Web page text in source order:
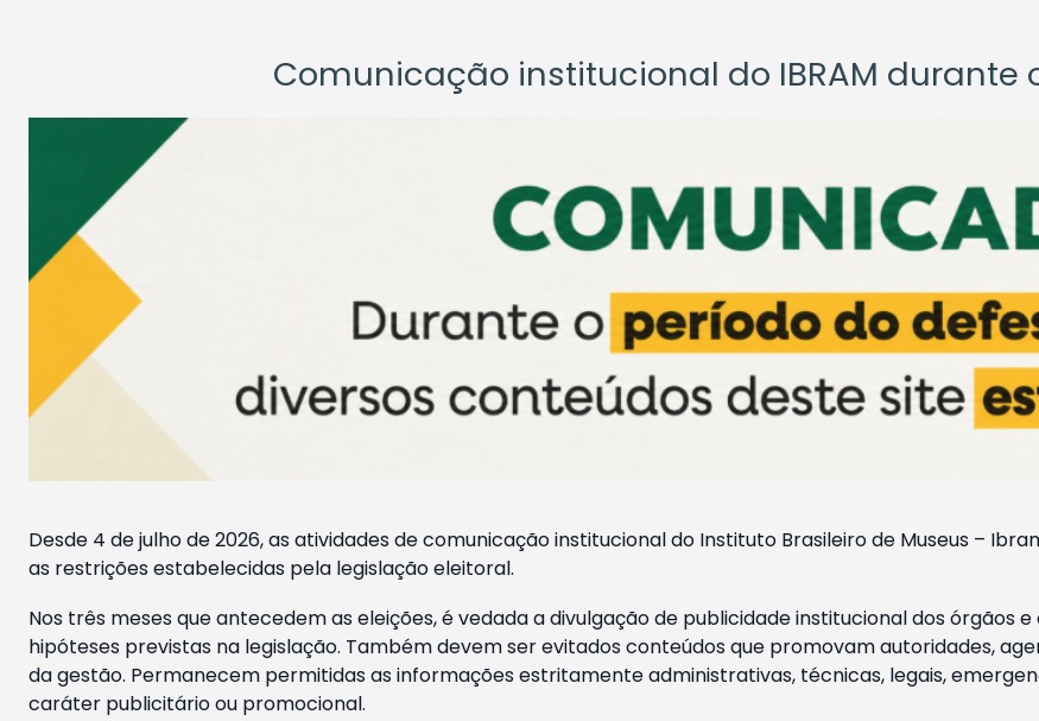
Comunicação institucional do IBRAM durante
Desde 4 de julho de 2026, as atividades de comunicação institucional do Instituto Brasileiro de Museus –
as restrições estabelecidas pela legislação eleitoral.
Nos três meses que antecedem as eleições, é vedada a divulgação de publicidade institucional dos órgãos
hipóteses previstas na legislação. Também devem ser evitados conteúdos que promovam autoridades,
da gestão. Permanecem permitidas as informações estritamente administrativas, técnicas, legais,
caráter publicitário ou promocional.